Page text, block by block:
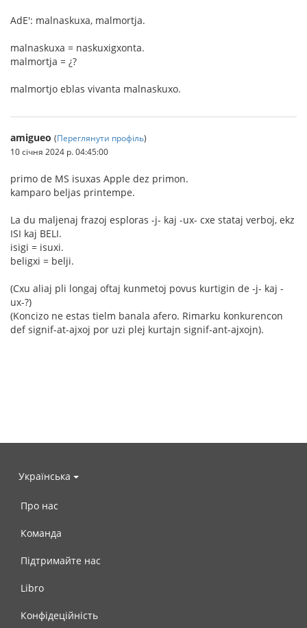
AdE': malnaskuxa, malmortja.
malnaskuxa = naskuxigxonta.
malmortja = ¿?
malmortjo eblas vivanta malnaskuxo.
amigueo (Переглянути профіль)
10 січня 2024 р. 04:45:00
primo de MS isuxas Apple dez primon.
kamparo beljas printempe.
La du maljenaj frazoj esploras -j- kaj -ux- cxe stataj verboj, ekz
ISI kaj BELI.
isigi = isuxi.
beligxi = belji.
(Cxu aliaj pli longaj oftaj kunmetoj povus kurtigin de -j- kaj -
ux-?)
(Koncizo ne estas tielm banala afero. Rimarku konkurencon
def signif-at-ajxoj por uzi plej kurtajn signif-ant-ajxojn).
Українська
Про нас
Команда
Підтримайте нас
Libro
Конфідеційність